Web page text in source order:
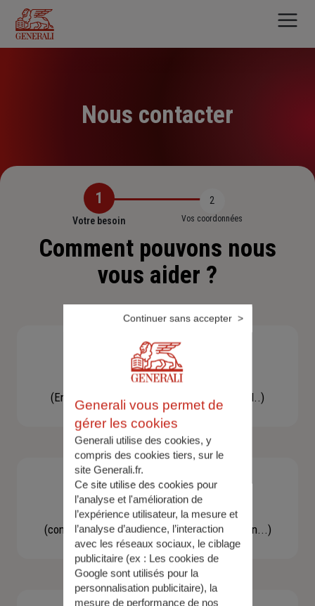
contenu
principal
Nous contacter
1
Votre besoin
2
Vos coordonnées
Comment pouvons nous
vous aider ?
Besoin d'une assistance
(En cas d'accident, bris de glace, un conseil..)
Demande d'information
(concernant une actualité, une réglementation...)
Generali vous permet de
gérer les cookies
Generali utilise des cookies, y
compris des cookies tiers, sur le
site Generali.fr.
Ce site utilise des cookies pour
l’analyse et l'amélioration de
l’expérience utilisateur, la mesure et
l’analyse d’audience, l’interaction
avec les réseaux sociaux, le ciblage
publicitaire (ex : Les cookies de
Google sont utilisés pour la
personnalisation publicitaire), la
mesure de performance de nos
Continuer sans accepter